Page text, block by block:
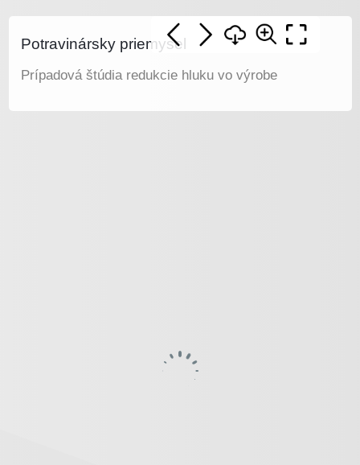
Potravinársky priemysel
Prípadová štúdia redukcie hluku vo výrobe